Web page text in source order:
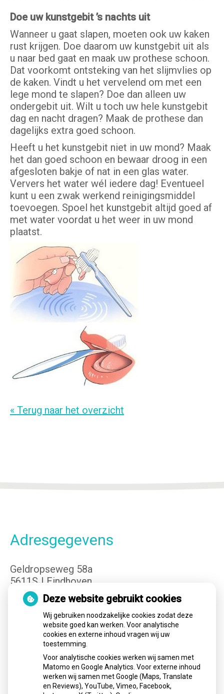
Doe uw kunstgebit ’s nachts uit
Wanneer u gaat slapen, moeten ook uw kaken
rust krijgen. Doe daarom uw kunstgebit uit als
u naar bed gaat en maak uw prothese schoon.
Dat voorkomt ontsteking van het slijmvlies op
de kaken. Vindt u het vervelend om met een
lege mond te slapen? Doe dan alleen uw
ondergebit uit. Wilt u toch uw hele kunstgebit
dag en nacht dragen? Maak de prothese dan
dagelijks extra goed schoon.
Heeft u het kunstgebit niet in uw mond? Maak
het dan goed schoon en bewaar droog in een
afgesloten bakje of nat in een glas water.
Ververs het water wél iedere dag! Eventueel
kunt u een zwak werkend reinigingsmiddel
toevoegen. Spoel het kunstgebit altijd goed af
met water voordat u het weer in uw mond
plaatst.
« Terug naar het overzicht
Adresgegevens
Geldropseweg 58a
5611SJ Eindhoven
Tel:040-3400149
E-mail: info@cvteindhoven.nl
Openingstijden
Maandag:
08.00 - 17.00
Dinsdag:
08.00 - 17.00
Deze website gebruikt cookies
Wij gebruiken noodzakelijke cookies zodat deze
website goed kan werken. Voor analytische
cookies en externe inhoud vragen wij uw
toestemming.
Voor analytische cookies werken wij samen met
Matomo en Google Analytics. Voor externe inhoud
werken wij samen met Google (Maps, Translate
en Reviews), YouTube, Vimeo, Facebook,